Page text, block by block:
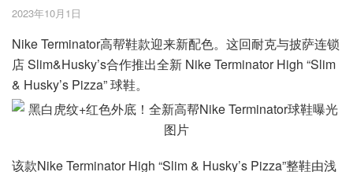
2023年10月1日
Nike Terminator高帮鞋款迎来新配色。这回耐克与披萨连锁
店 Slim&Husky’s合作推出全新 Nike Terminator High “Slim
& Husky’s Pizza” 球鞋。
该款Nike Terminator High “Slim & Husky’s Pizza”整鞋由浅